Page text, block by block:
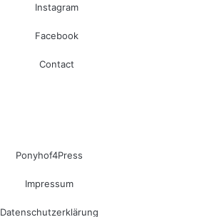
Instagram
Facebook
Contact
Ponyhof4Press
Impressum
Datenschutzerklärung